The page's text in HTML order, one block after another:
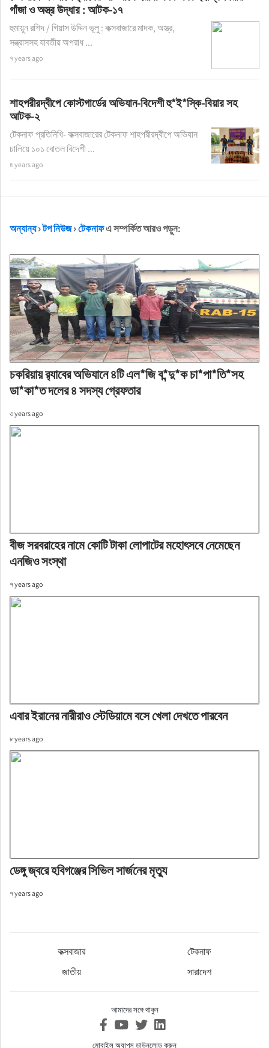
গাঁজা ও অস্ত্র উদ্ধার : আটক-১৭
হুমায়ূন রশিদ / গিয়াস উদ্দিন ভূলু : কক্সবাজারে মাদক, অস্ত্র,
সন্ত্রাসসহ যাবতীয় অপরাধ ...
৭ years ago
শাহপরীরদ্বীপে কোস্টগার্ডের অভিযান-বিদেশী হু*ই*স্কি-বিয়ার সহ
আটক-২
টেকনাফ প্রতিনিধি- কক্সবাজারের টেকনাফ শাহপরীরদ্বীপে অভিযান
চালিয়ে ১০১ বোতল বিদেশী ...
৪ years ago
অন্যান্য›টপ নিউজ›টেকনাফএ সম্পর্কিত আরও পড়ুন:
চকরিয়ায় র‌্যাবের অভিযানে ৪টি এল*জি ব*ন্দু*ক চা*পা*তি*সহ
ডা*কা*ত দলের ৪ সদস্য গ্রেফতার
৩ years ago
বীজ সরবরাহের নামে কোটি টাকা লোপাটের মহোৎসবে নেমেছেন
এনজিও সংস্থা
৭ years ago
এবার ইরানের নারীরাও স্টেডিয়ামে বসে খেলা দেখতে পারবেন
৮ years ago
ডেঙ্গু জ্বরে হবিগঞ্জের সিভিল সার্জনের মৃত্যু
৭ years ago
কক্সবাজার
টেকনাফ
জাতীয়
সারাদেশ
আমাদের সঙ্গে থাকুন
মোবাইল অ্যাপস ডাউনলোড করুন